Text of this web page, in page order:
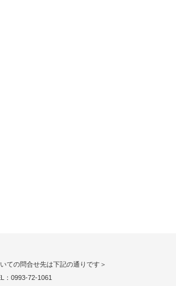
ての問合せ先は下記の通りです＞
0993-72-1061